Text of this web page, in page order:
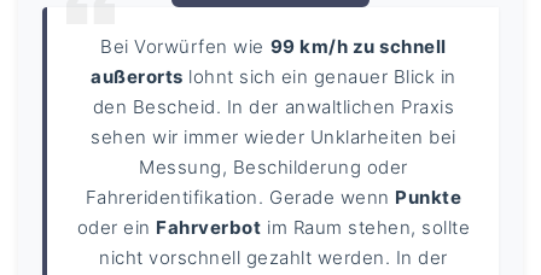
Bei Vorwürfen wie 99 km/h zu schnell
außerorts lohnt sich ein genauer Blick in
den Bescheid. In der anwaltlichen Praxis
sehen wir immer wieder Unklarheiten bei
Messung, Beschilderung oder
Fahreridentifikation. Gerade wenn Punkte
oder ein Fahrverbot im Raum stehen, sollte
nicht vorschnell gezahlt werden. In der